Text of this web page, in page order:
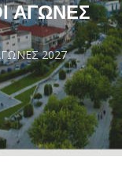
ΑΓΩΝΕΣ
2027